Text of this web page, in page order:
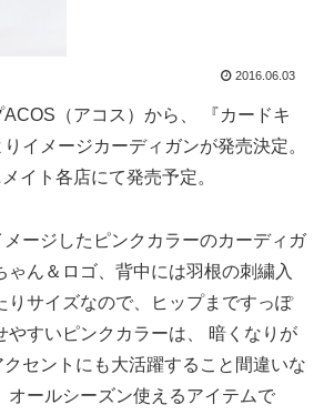
2016.06.03
（アコス）から、 『カードキ
イメージカーディガンが発売決定。
イト各店にて発売予定。
ージしたピンクカラーのカーディガ
ゃん＆ロゴ、背中には羽根の刺繍入
りサイズなので、ヒップまですっぽ
やすいピンクカラーは、 暗くなりが
セントにも大活躍すること間違いな
オールシーズン使えるアイテムで